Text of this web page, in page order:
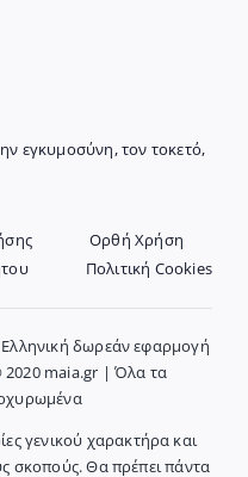
εγκυμοσύνη, τον τοκετό,
Ορθή Χρήση
Πολιτική Cookies
δωρεάν εφαρμογή
2020 maia.gr | Όλα τα
γενικού χαρακτήρα και
σκοπούς. Θα πρέπει πάντα